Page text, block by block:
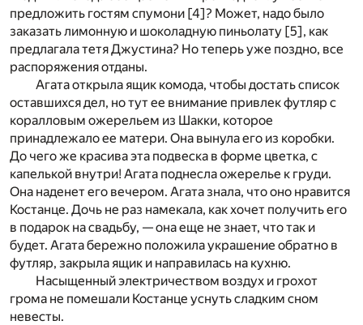
предложить гостям спумони [4]? Может, надо было
заказать лимонную и шоколадную пиньолату [5], как
предлагала тетя Джустина? Но теперь уже поздно, все
распоряжения отданы.
Агата открыла ящик комода, чтобы достать список
оставшихся дел, но тут ее внимание привлек футляр с
коралловым ожерельем из Шакки, которое
принадлежало ее матери. Она вынула его из коробки.
До чего же красива эта подвеска в форме цветка, с
капелькой внутри! Агата поднесла ожерелье к груди.
Она наденет его вечером. Агата знала, что оно нравится
Костанце. Дочь не раз намекала, как хочет получить его
в подарок на свадьбу, — она еще не знает, что так и
будет. Агата бережно положила украшение обратно в
футляр, закрыла ящик и направилась на кухню.
Насыщенный электричеством воздух и грохот
грома не помешали Костанце уснуть сладким сном
невесты.